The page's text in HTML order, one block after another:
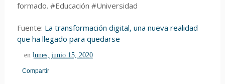
formado. #Educación #Universidad
Fuente: La transformación digital, una nueva realidad
que ha llegado para quedarse
enlunes, junio 15, 2020
Compartir